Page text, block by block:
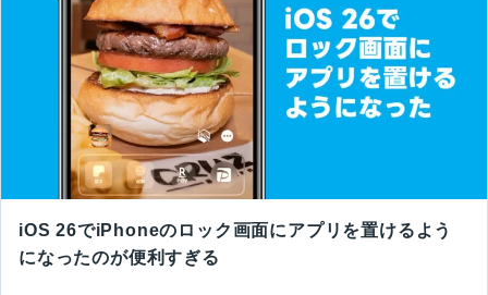
iOS 26でiPhoneのロック画面にアプリを置けるよう
になったのが便利すぎる